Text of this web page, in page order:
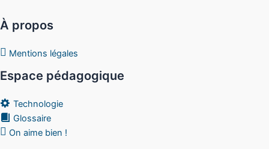
À propos
Mentions légales
Espace pédagogique
Technologie
Glossaire
On aime bien !